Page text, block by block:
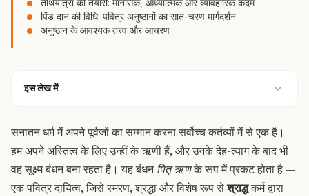
तीर्थयात्रा की तैयारी: मानसिक, आध्यात्मिक और व्यावहारिक कदम
पिंड दान की विधि: पवित्र अनुष्ठानों का सात-चरण मार्गदर्शन
अनुष्ठान के आवश्यक तत्त्व और आचरण
इस लेख में
सनातन धर्म में अपने पूर्वजों का सम्मान करना सर्वोच्च कर्तव्यों में से एक है।
हम अपने अस्तित्व के लिए उन्हीं के ऋणी हैं, और उनके देह-त्याग के बाद भी
वह सूक्ष्म बंधन बना रहता है। यह बंधनपितृ ऋणके रूप में प्रकट होता है —
एक पवित्र दायित्व, जिसे स्मरण, श्रद्धा और विशेष रूप सेश्राद्धकर्म द्वारा